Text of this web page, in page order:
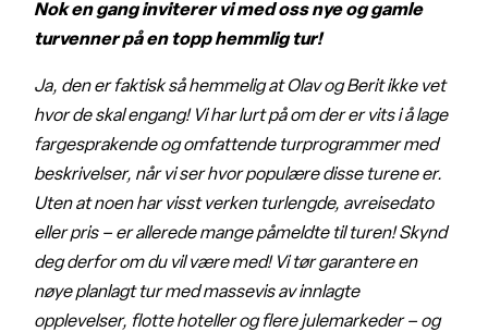
Nok en gang inviterer vi med oss nye og gamle
turvenner på en topp hemmlig tur!
Ja, den er faktisk så hemmelig at Olav og Berit ikke vet
hvor de skal engang! Vi har lurt på om der er vits i å lage
fargesprakende og omfattende turprogrammer med
beskrivelser, når vi ser hvor populære disse turene er.
Uten at noen har visst verken turlengde, avreisedato
eller pris – er allerede mange påmeldte til turen! Skynd
deg derfor om du vil være med! Vi tør garantere en
nøye planlagt tur med massevis av innlagte
opplevelser, flotte hoteller og flere julemarkeder – og